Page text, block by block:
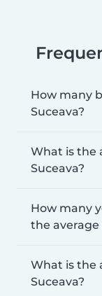
How many
Suceava?
What is the
Suceava?
How many
the average
What is the
Suceava?